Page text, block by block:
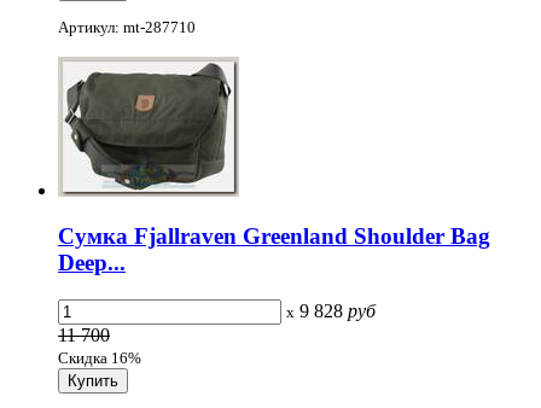
Артикул: mt-287710
Сумка Fjallraven Greenland Shoulder Bag
Deep...
x 9 828 руб
11 700
Скидка 16%